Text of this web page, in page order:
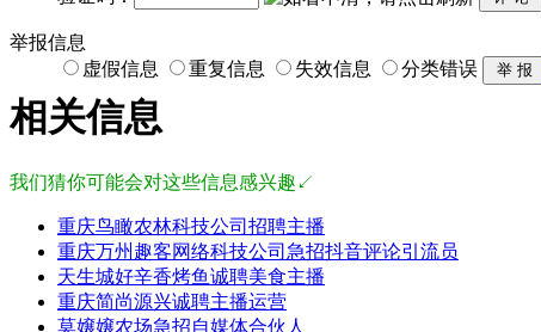
举报信息
虚假信息
重复信息 失效信息 分类错误
相关信息
我们猜你可能会对这些信息感兴趣↙
重庆鸟瞰农林科技公司招聘主播
重庆万州趣客网络科技公司急招抖音评论引流员
天生城好辛香烤鱼诚聘美食主播
重庆简尚源兴诚聘主播运营
莫嬢嬢农场急招自媒体合伙人